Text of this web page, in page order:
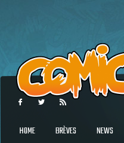
HOME BRÈVES NEWS